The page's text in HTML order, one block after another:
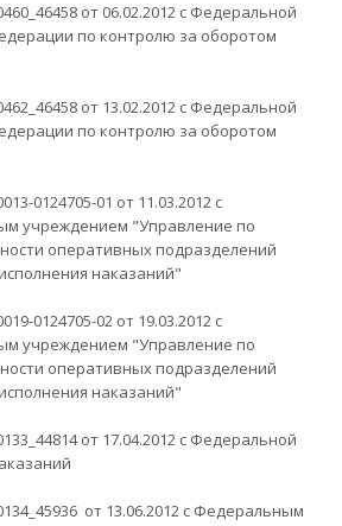
от 06.02.2012 с Федеральной
по контролю за оборотом
от 13.02.2012 с Федеральной
по контролю за оборотом
0124705-01 от 11.03.2012 с
учреждением "Управление по
оперативных подразделений
наказаний"
0124705-02 от 19.03.2012 с
учреждением "Управление по
оперативных подразделений
наказаний"
от 17.04.2012 с Федеральной
от 13.06.2012 с Федеральным